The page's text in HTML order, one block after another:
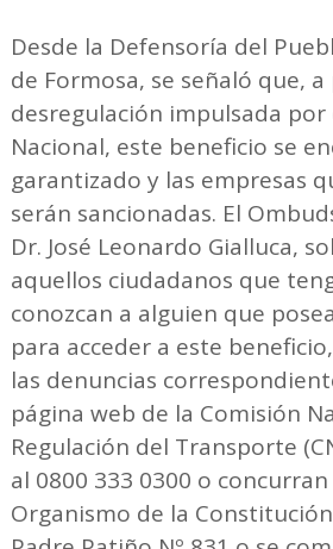
Desde la Defensoría del
de Formosa, se señaló que, a
desregulación impulsada por
Nacional, este beneficio se
garantizado y las empresas
serán sancionadas. El
Dr. José Leonardo Gialluca,
aquellos ciudadanos que
conozcan a alguien que
para acceder a este
las denuncias
página web de la Comisión
Regulación del Transporte
al 0800 333 0300 o
Organismo de la